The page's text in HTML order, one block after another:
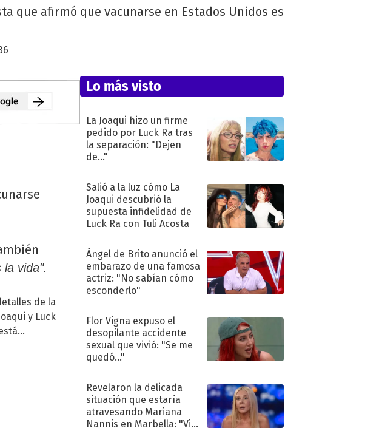
que afirmó que vacunarse en Estados Unidos es
la vida".
Lo más visto
La Joaqui hizo un firme
pedido por Luck Ra tras
la separación: "Dejen
de..."
Salió a la luz cómo La
Joaqui descubrió la
supuesta infidelidad de
Luck Ra con Tuli Acosta
Ángel de Brito anunció el
embarazo de una famosa
actriz: "No sabían cómo
esconderlo"
Flor Vigna expuso el
desopilante accidente
sexual que vivió: "Se me
quedó..."
Revelaron la delicada
situación que estaría
atravesando Mariana
Nannis en Marbella: "Vive